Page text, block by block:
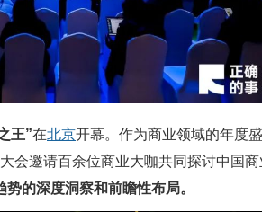
王”在北京开幕。作为商业领域的年度
会邀请百余位商业大咖共同探讨中国商
的深度洞察和前瞻性布局。